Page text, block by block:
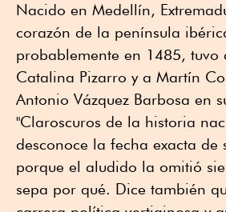
Nacido en Medellín,
corazón de la península
probablemente en 1485, tuvo
Catalina Pizarro y a Martín
Antonio Vázquez Barbosa en
"Claroscuros de la historia
desconoce la fecha exacta de
porque el aludido la omitió
sepa por qué. Dice también